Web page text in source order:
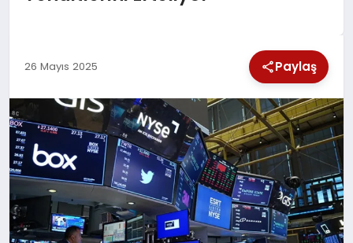
SPOR
TEKNOLOJI
YAŞAM
26 Mayıs 2025 Paylaş